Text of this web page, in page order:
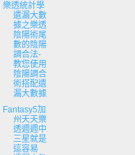
樂透統計學
遺漏大數
據之樂透
陰陽術尾
數的陰陽
調合法-
教您使用
陰陽調合
術搭配遺
漏大數據
Fantasy5加
州天天樂
透週週中
三星就是
這容易